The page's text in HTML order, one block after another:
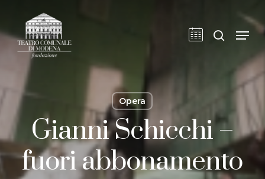
main
content
Opera
Gianni Schicchi –
fuori abbonamento